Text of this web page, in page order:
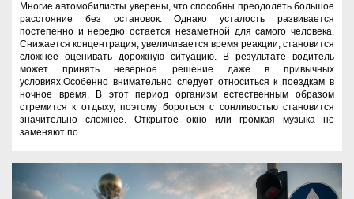
Многие автомобилисты уверены, что способны преодолеть большое
расстояние без остановок. Однако усталость развивается
постепенно и нередко остается незаметной для самого человека.
Снижается концентрация, увеличивается время реакции, становится
сложнее оценивать дорожную ситуацию. В результате водитель
может принять неверное решение даже в привычных
условиях.Особенно внимательно следует относиться к поездкам в
ночное время. В этот период организм естественным образом
стремится к отдыху, поэтому бороться с сонливостью становится
значительно сложнее. Открытое окно или громкая музыка не
заменяют по...